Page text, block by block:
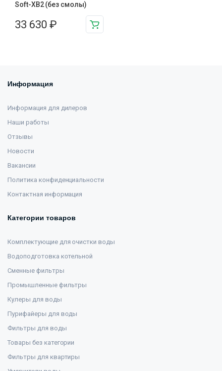
Soft-XB2 (без смолы)
33 630 ₽
Информация
Информация для дилеров
Наши работы
Отзывы
Новости
Вакансии
Политика конфиденциальности
Контактная информация
Категории товаров
Комплектующие для очистки воды
Водоподготовка котельной
Сменные фильтры
Промышленные фильтры
Кулеры для воды
Пурифайеры для воды
Фильтры для воды
Товары без категории
Фильтры для квартиры